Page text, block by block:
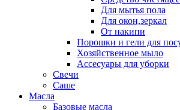
Для мытья пола
Для окон,зеркал
От накипи
Порошки и гели для
Хозяйственное мыло
Ассесуары для уборки
Свечи
Саше
Масла
Базовые масла